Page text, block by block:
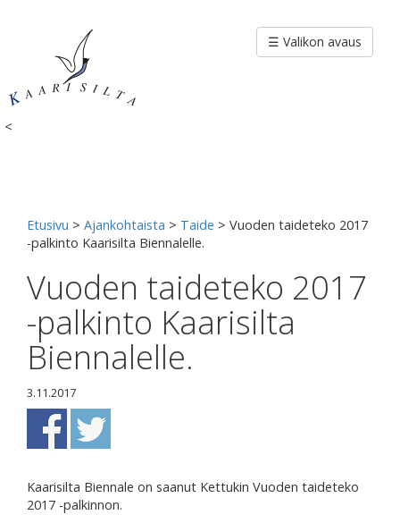
<
☰ Valikon avaus
Etusivu > Ajankohtaista > Taide > Vuoden taideteko 2017
-palkinto Kaarisilta Biennalelle.
Vuoden taideteko 2017
-palkinto Kaarisilta
Biennalelle.
3.11.2017
Kaarisilta Biennale on saanut Kettukin Vuoden taideteko
2017 -palkinnon.